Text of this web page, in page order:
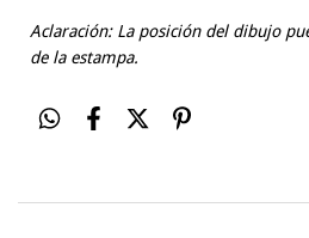
Aclaración: La posición del dibujo
de la estampa.